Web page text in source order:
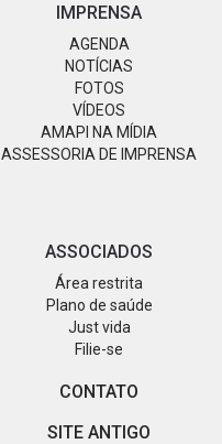
IMPRENSA
AGENDA
NOTÍCIAS
FOTOS
VÍDEOS
AMAPI NA MÍDIA
ASSESSORIA DE IMPRENSA
ASSOCIADOS
Área restrita
Plano de saúde
Just vida
Filie-se
CONTATO
SITE ANTIGO